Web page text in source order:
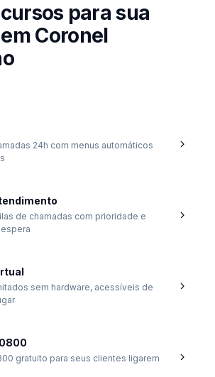
para sua
Coronel
24h com menus automáticos
de chamadas com prioridade e
sem hardware, acessíveis de
gratuito para seus clientes ligarem